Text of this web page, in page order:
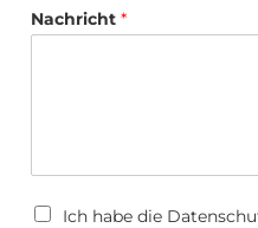
a
d
Nachricht *
D
Ich habe die